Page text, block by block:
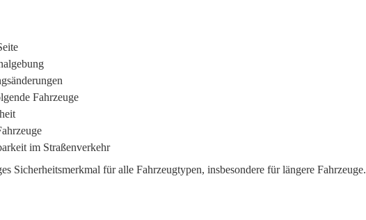
Fahrzeuge
im Straßenverkehr
Sicherheitsmerkmal für alle Fahrzeugtypen, insbesondere für längere Fahrzeuge.